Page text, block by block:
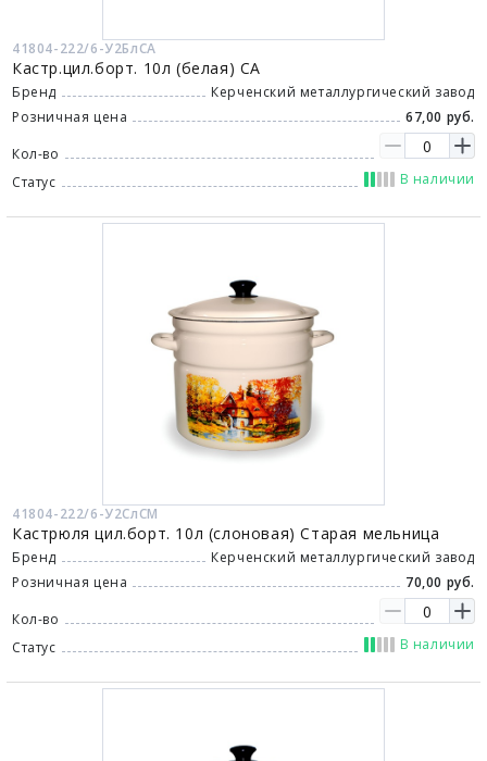
41804-222/6-У2БлСА
Кастр.цил.борт. 10л (белая) СА
Бренд
Керченский металлургический завод
Розничная цена
67,00 руб.
Кол-во
Статус
В наличии
41804-222/6-У2СлСМ
Кастрюля цил.борт. 10л (слоновая) Старая мельница
Бренд
Керченский металлургический завод
Розничная цена
70,00 руб.
Кол-во
Статус
В наличии